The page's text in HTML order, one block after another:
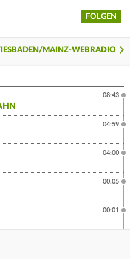
FOLGEN
MAINZ-WEBRADIO
08:43
04:59
04:00
00:05
00:01